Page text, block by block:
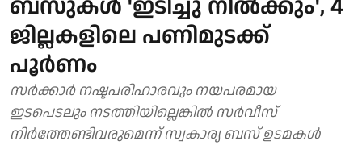
ബസുകള്‍ 'ഇടിച്ചു നില്‍ക്കും', 4
ജില്ലകളിലെ പണിമുടക്ക്
പൂര്‍ണം
സർക്കാർ നഷ്ടപരിഹാരവും നയപരമായ
ഇടപെടലും നടത്തിയില്ലെങ്കിൽ സർവീസ്
നിർത്തേണ്ടിവരുമെന്ന് സ്വകാര്യ ബസ് ഉടമകൾ